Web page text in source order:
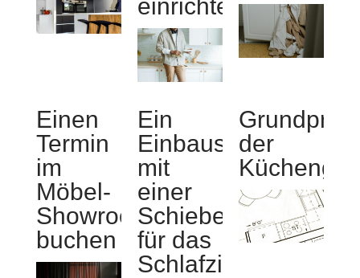
einrichten
Einen
Termin
im
Möbel-
Showroom
buchen
Ein
Einbauschrank
mit
einer
Schiebetür
für das
Schlafzimmer
der